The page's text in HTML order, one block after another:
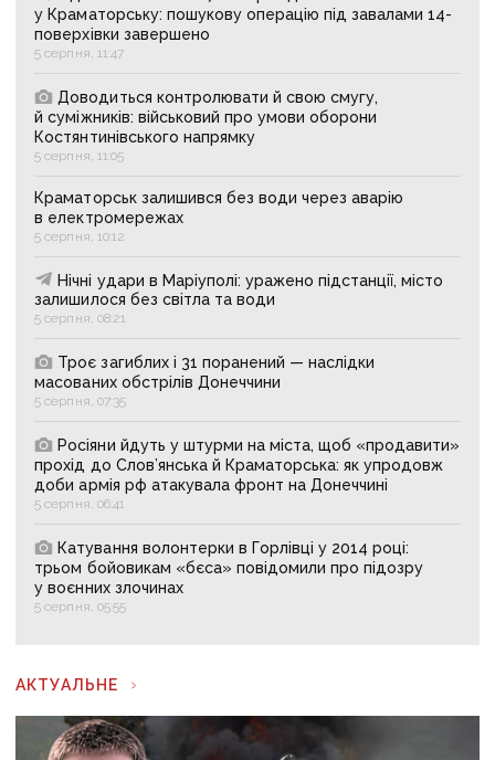
у Краматорську: пошукову операцію під завалами 14-
поверхівки завершено
5 серпня, 11:47
Доводиться контролювати й свою смугу,
й суміжників: військовий про умови оборони
Костянтинівського напрямку
5 серпня, 11:05
Краматорськ залишився без води через аварію
в електромережах
5 серпня, 10:12
Нічні удари в Маріуполі: уражено підстанції, місто
залишилося без світла та води
5 серпня, 08:21
Троє загиблих і 31 поранений — наслідки
масованих обстрілів Донеччини
5 серпня, 07:35
Росіяни йдуть у штурми на міста, щоб «продавити»
прохід до Слов’янська й Краматорська: як упродовж
доби армія рф атакувала фронт на Донеччині
5 серпня, 06:41
Катування волонтерки в Горлівці у 2014 році:
трьом бойовикам «бєса» повідомили про підозру
у воєнних злочинах
5 серпня, 05:55
АКТУАЛЬНЕ